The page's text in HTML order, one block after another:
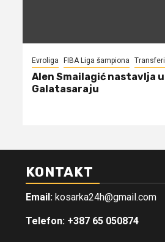
Evroliga FIBA Liga šampiona Transferi
Alen Smailagić nastavlja u
Galatasaraju
KONTAKT
Email: kosarka24h@gmail.com
Telefon: +387 65 050874